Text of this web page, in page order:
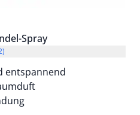
Spray
entspannend